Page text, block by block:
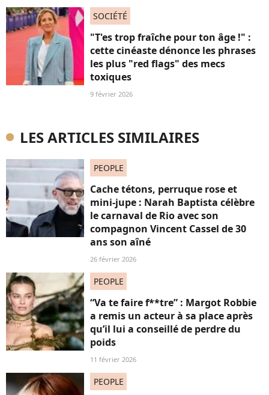
SOCIÉTÉ
"T'es trop fraîche pour ton âge !" :
cette cinéaste dénonce les phrases
les plus "red flags" des mecs
toxiques
9 février 2026
LES ARTICLES SIMILAIRES
PEOPLE
Cache tétons, perruque rose et
mini-jupe : Narah Baptista célèbre
le carnaval de Rio avec son
compagnon Vincent Cassel de 30
ans son aîné
26 février 2026
PEOPLE
“Va te faire f**tre” : Margot Robbie
a remis un acteur à sa place après
qu’il lui a conseillé de perdre du
poids
11 février 2026
PEOPLE